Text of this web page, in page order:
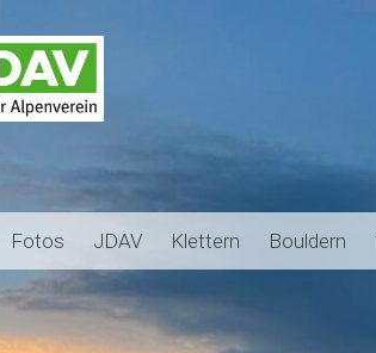
Fotos JDAV Klettern Bouldern